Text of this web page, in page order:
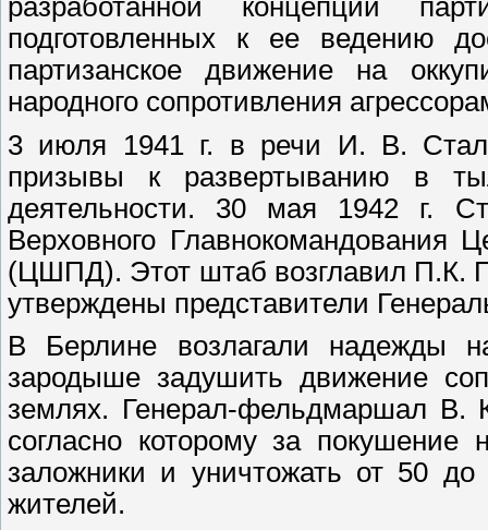
разработанной концепции
подготовленных к ее ведению
партизанское движение на
народного сопротивления
3 июля 1941 г. в речи И. В.
призывы к развертыванию в
деятельности. 30 мая 1942 г.
Верховного Главнокомандования
(ЦШПД). Этот штаб возглавил П.К.
утверждены представители
В Берлине возлагали надежды
зародыше задушить движение
землях. Генерал-фельдмаршал В.
согласно которому за
заложники и уничтожать от 50
жителей.